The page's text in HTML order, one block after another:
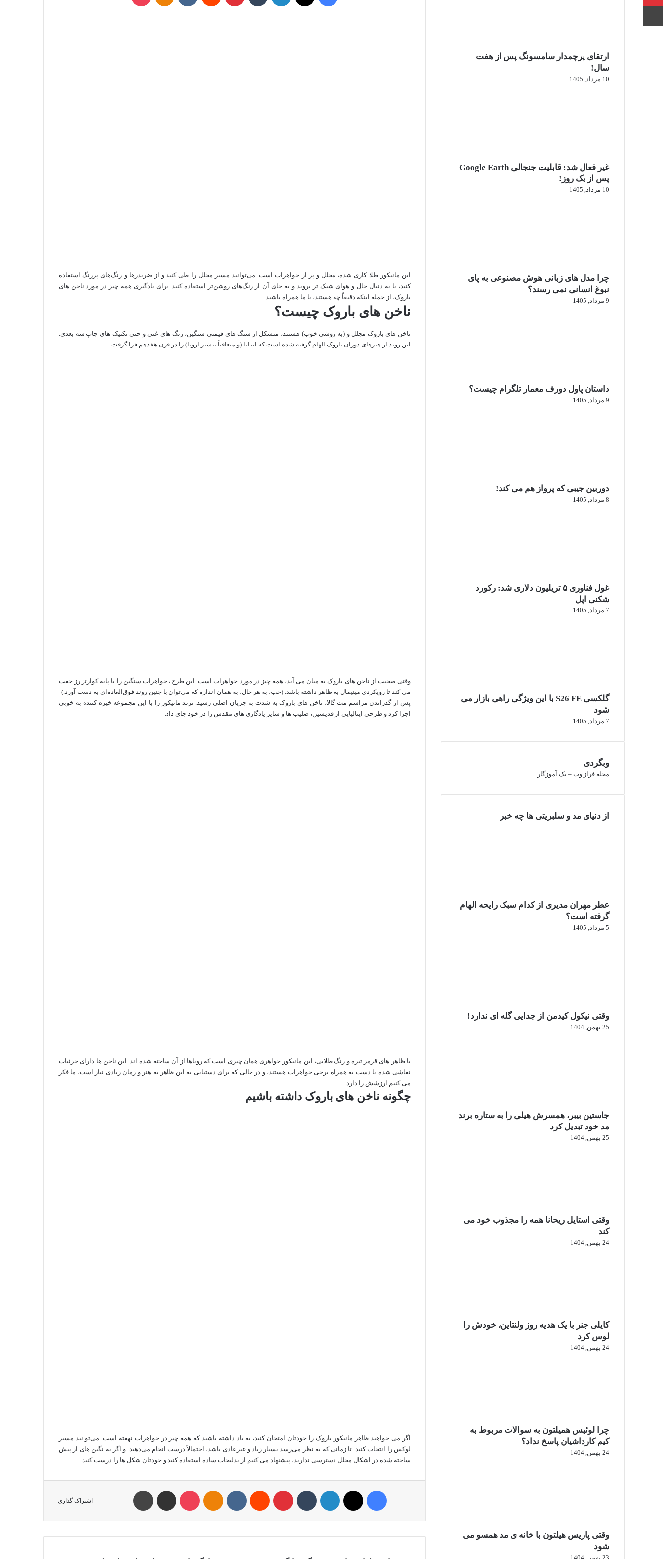
این مانیکور طلا کاری شده، مجلل و پر از جواهرات است. می‌توانید مسیر مجلل را طی کنید و از ضربدرها و رنگ‌های پررنگ استفاده
کنید، یا به دنبال حال و هوای شیک‌ تر بروید و به جای آن از رنگ‌های روشن‌تر استفاده کنید. برای یادگیری همه چیز در مورد ناخن های
باروک، از جمله اینکه دقیقاً چه هستند، با ما همراه باشید.
ناخن های باروک چیست؟
ناخن های باروک مجلل و (به روشی خوب) هستند، متشکل از سنگ های قیمتی سنگین، رنگ های غنی و حتی تکنیک های چاپ سه بعدی.
این روند از هنرهای دوران باروک الهام گرفته شده است که ایتالیا (و متعاقباً بیشتر اروپا) را در قرن هفدهم فرا گرفت.
وقتی صحبت از ناخن های باروک به میان می آید، همه چیز در مورد جواهرات است. این طرح ، جواهرات سنگین را با پایه کوارتز رز جفت
می کند تا رویکردی مینیمال به ظاهر داشته باشد. (خب، به هر حال، به همان اندازه که می‌توان با چنین روند فوق‌العاده‌ای به دست آورد.)
پس از گذراندن مراسم مت گالا، ناخن های باروک به شدت به جریان اصلی رسید. ترند مانیکور را با این مجموعه خیره کننده به خوبی
اجرا کرد و طرحی ایتالیایی از قدیسین، صلیب ها و سایر یادگاری های مقدس را در خود جای داد.
با ظاهر های قرمز تیره و رنگ طلایی، این مانیکور جواهری همان چیزی است که رویاها از آن ساخته شده اند. این ناخن ها دارای جزئیات
نقاشی شده با دست به همراه برخی جواهرات هستند، و در حالی که برای دستیابی به این ظاهر به هنر و زمان زیادی نیاز است، ما فکر
می کنیم ارزشش را دارد.
چگونه ناخن های باروک داشته باشیم
اگر می خواهید ظاهر مانیکور باروک را خودتان امتحان کنید، به یاد داشته باشید که همه چیز در جواهرات نهفته است. می‌توانید مسیر
لوکس را انتخاب کنید. تا زمانی که به نظر می‌رسد بسیار زیاد و غیرعادی باشد، احتمالاً درست انجام می‌دهید. و اگر به نگین های از پیش
ساخته شده در اشکال مجلل دسترسی ندارید، پیشنهاد می کنیم از بدلیجات ساده استفاده کنید و خودتان شکل ها را درست کنید.
اشتراک گذاری
فیسبوک ایکس لینکداین پینتریست پاکت اشتراک با ایمیل چاپ
ارتقای پرچمدار سامسونگ پس از هفت
سال!
10 مرداد, 1405
غیر فعال شد: قابلیت جنجالی Google Earth
پس از یک روز!
10 مرداد, 1405
چرا مدل‌ های زبانی هوش مصنوعی به پای
نبوغ انسانی نمی‌ رسند؟
9 مرداد, 1405
داستان پاول دورف معمار تلگرام چیست؟
9 مرداد, 1405
دوربین جیبی که پرواز هم می‌ کند!
8 مرداد, 1405
غول فناوری ۵ تریلیون دلاری شد: رکورد
شکنی اپل
7 مرداد, 1405
گلکسی S26 FE با این ویژگی راهی بازار می
شود
7 مرداد, 1405
وبگردی
مجله فراز وب – یک آموزگار
از دنیای مد و سلبریتی ها چه خبر
عطر مهران مدیری از کدام سبک رایحه الهام
گرفته است؟
5 مرداد, 1405
وقتی نیکول کیدمن از جدایی گله ای ندارد!
25 بهمن, 1404
جاستین بیبر، همسرش هیلی را به ستاره برند
مد خود تبدیل کرد
25 بهمن, 1404
وقتی استایل ریحانا همه را مجذوب خود می‌
کند
24 بهمن, 1404
کایلی جنر با یک هدیه روز ولنتاین، خودش را
لوس کرد
24 بهمن, 1404
چرا لوئیس همیلتون به سوالات مربوط به
کیم کارداشیان پاسخ نداد؟
24 بهمن, 1404
وقتی پاریس هیلتون با خانه‌ ی مد همسو می
شود
23 بهمن, 1404
چاپ